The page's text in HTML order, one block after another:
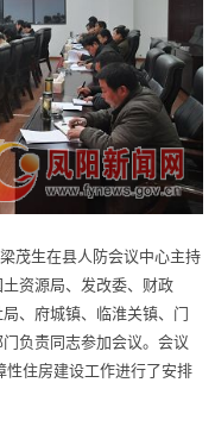
茂生在县人防会议中心主持
资源局、发改委、财政
、府城镇、临淮关镇、门
负责同志参加会议。会议
性住房建设工作进行了安排